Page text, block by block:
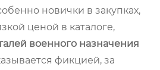
новички в закупках,
ценой в каталоге,
военного назначения
фикцией, за